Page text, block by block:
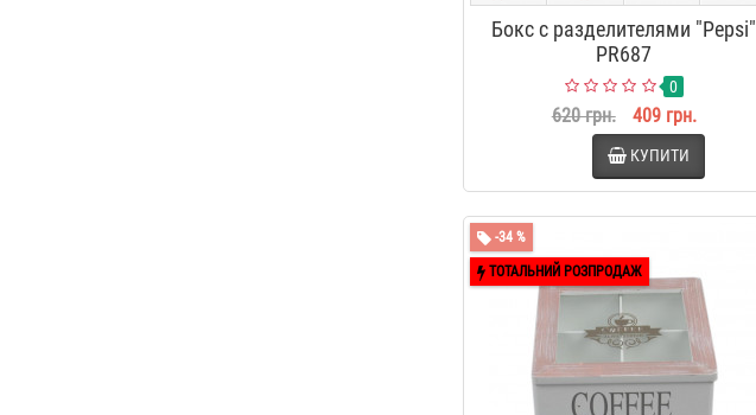
Бокс с разделителями "Pepsi"
PR687
0
620 грн. 409 грн.
КУПИТИ
-34 %
ТОТАЛЬНИЙ РОЗПРОДАЖ